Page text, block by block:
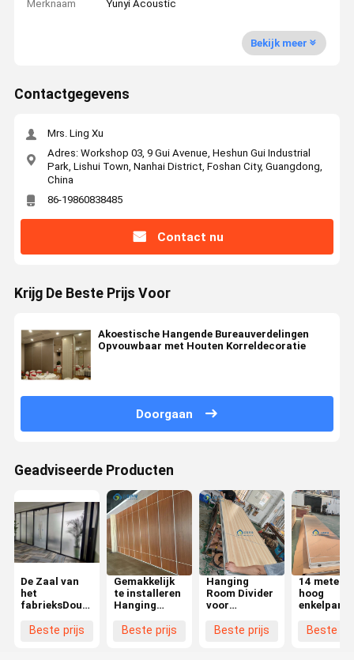
Merknaam Yunyi Acoustic
Bekijk meer
Contactgegevens
Mrs. Ling Xu
Adres: Workshop 03, 9 Gui Avenue, Heshun Gui Industrial
Park, Lishui Town, Nanhai District, Foshan City, Guangdong,
China
86-19860838485
Contact nu
Krijg De Beste Prijs Voor
Akoestische Hangende Bureauverdelingen
Opvouwbaar met Houten Korreldecoratie
Doorgaan
Geadviseerde Producten
De Zaal van
het
fabrieksDouanekantoor
Kader Enige
Beste prijs
Gemakkelijk
te installeren
Hanging
Partition
Beste prijs
Hanging
Room Divider
voor
met
Beste prijs
14 meter
hoog
kamer
Beste